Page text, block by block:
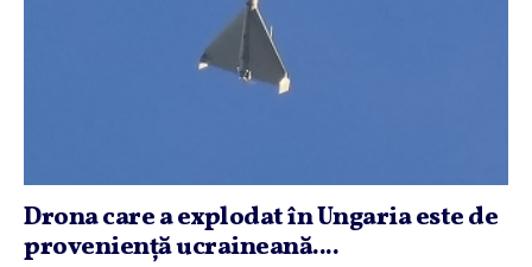
Drona care a explodat în Ungaria este de
provenienţă ucraineană....